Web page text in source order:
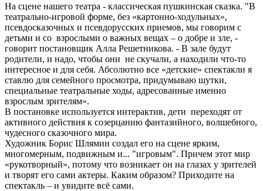
На сцене нашего театра - классическая пушкинская сказка. "В
театрально-игровой форме, без «картонно-ходульных»,
псевдосказочных и псевдорусских приемов, мы говорим с
детьми и со взрослыми о важных вещах – о добре и зле, -
говорит постановщик Алла Решетникова. - В зале будут
родители, и надо, чтобы они не скучали, а находили что-то
интересное и для себя. Абсолютно все «детские» спектакли я
ставлю для семейного просмотра, придумываю шутки,
специальные театральные ходы, адресованные именно
взрослым зрителям».
В постановке используется интерактив, дети переходят от
активного действия к созерцанию фантазийного, волшебного,
чудесного сказочного мира.
Художник Борис Шлямин создал его на сцене ярким,
многомерным, подвижным и... "игровым". Причем этот мир
«рукотворный», потому что возникает он на глазах у зрителей
и творят его сами актеры. Каким образом? Приходите на
спектакль – и увидите всё сами.